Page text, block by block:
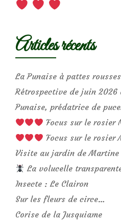
Articles récents
La Punaise à pattes
Rétrospective de juin
Punaise, prédatrice de
Focus sur le rosier
Focus sur le rosier
Visite au jardin de
La volucelle
Insecte : Le Clairon
Sur les fleurs de circe…
Corise de la Jusquiame